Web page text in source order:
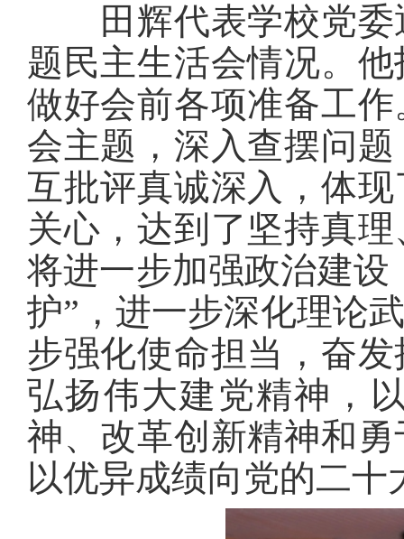
田辉代表学校党委
题民主生活会情况。
做好会前各项准备工
会主题，深入查摆问
互批评真诚深入，体
关心，达到了坚持真
将进一步加强政治建设
护”，进一步深化理论
步强化使命担当，奋
弘扬伟大建党精神，
神、改革创新精神和
以优异成绩向党的二十